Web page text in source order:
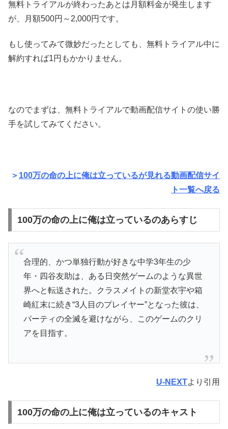
無料トライアルが終わったあとは月額料金が発生します
が、月額500円～2,000円です。
もし使ってみて微妙だったとしても、無料トライアル中に
解約すれば1円もかかりません。
なのでまずは、無料トライアルで動画配信サイトの使い勝
手を試してみてください。
＞ 100万の命の上に俺は立っているが見れる動画配信サイ
ト一覧へ戻る
100万の命の上に俺は立っているのあらすじ
合理的、かつ単独行動が好きな中学3年生の少
年・四谷友助は、ある日突然ゲームのような異世
界へと転送された。クラスメイトの新堂衣宇や箱
崎紅末に続き“3人目のプレイヤー”となった彼は、
パーティの全滅を避けながら、このゲームのクリ
アを目指す。
U-NEXTより引用
100万の命の上に俺は立っているのキャスト